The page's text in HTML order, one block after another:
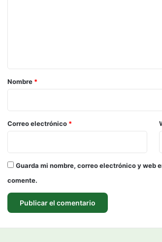
r
o
*
Nombre *
Correo electrónico *
Guarda mi nombre, correo electrónico y web
comente.